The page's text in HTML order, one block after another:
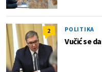
2 POLITIKA
Vučić se